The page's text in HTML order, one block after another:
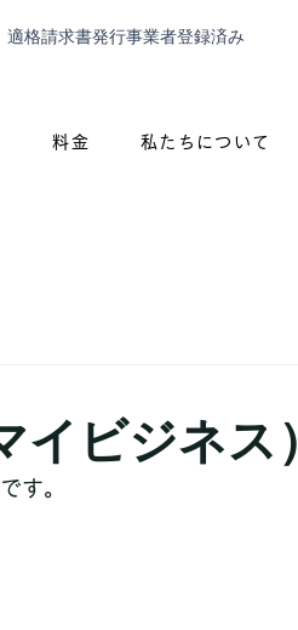
適格請求書発行事業者登録済み
料金 私たちについて
ビジネス）
す。